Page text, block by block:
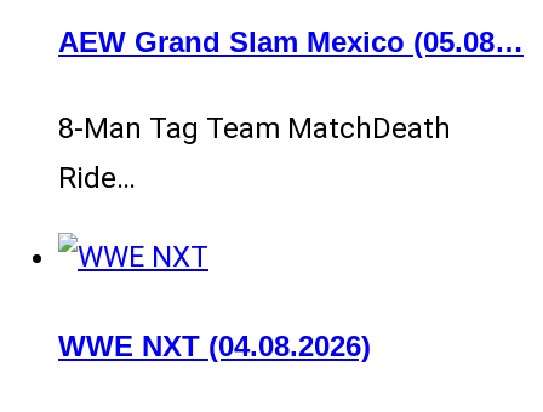
AEW Grand Slam Mexico (05.08…
8-Man Tag Team MatchDeath
Ride…
WWE NXT (04.08.2026)